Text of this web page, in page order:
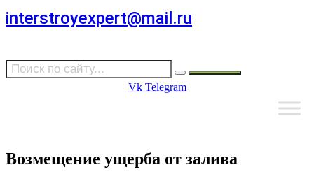
interstroyexpert@mail.ru
Vk Telegram
Возмещение ущерба от залива